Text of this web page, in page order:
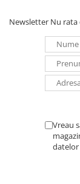
Timp mediu de
25% incarcare -
50% incarcare - 5
75% incarcare -
Port comunicare
Port USB / LAN
Newsletter Nu
Vreau